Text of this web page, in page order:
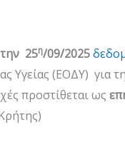
25η/09/2025
Υγείας (ΕΟΔΥ) για
προστίθεται ως